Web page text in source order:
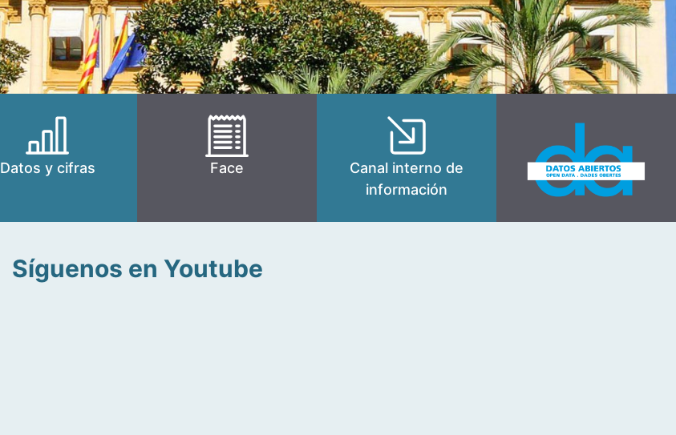
Datos y cifras Face
Canal interno de
información
Síguenos en Youtube